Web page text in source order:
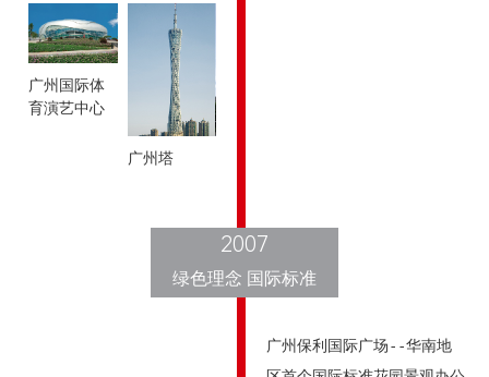
广州国际体
育演艺中心
广州塔
2007
绿色理念 国际标准
广州保利国际广场--华南地